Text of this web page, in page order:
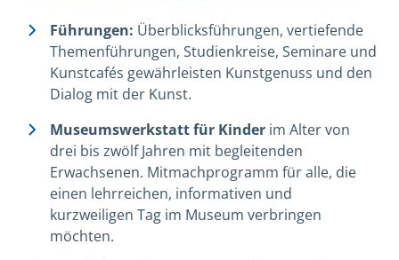
Führungen: Überblicksführungen, vertiefende
Themenführungen, Studienkreise, Seminare und
Kunstcafés gewährleisten Kunstgenuss und den
Dialog mit der Kunst.
Museumswerkstatt für Kinder im Alter von
drei bis zwölf Jahren mit begleitenden
Erwachsenen. Mitmachprogramm für alle, die
einen lehrreichen, informativen und
kurzweiligen Tag im Museum verbringen
möchten.